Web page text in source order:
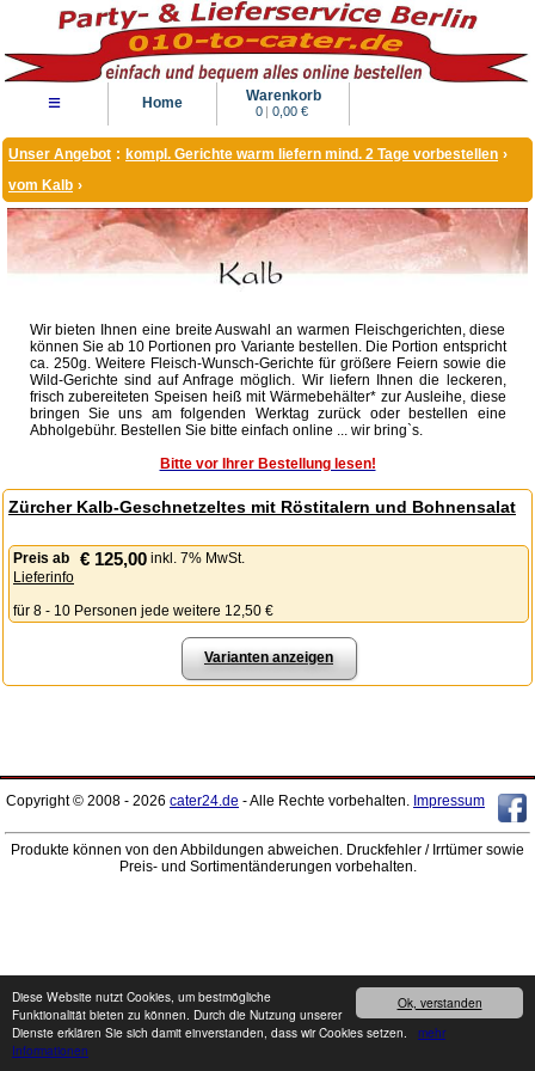
Ok, verstanden
Diese Website nutzt Cookies, um bestmögliche
Funktionalität bieten zu können. Durch die Nutzung unserer
Dienste erklären Sie sich damit einverstanden, dass wir Cookies setzen. mehr
Informationen
≡ Home Warenkorb
0 | 0,00 €
Unser Angebot : kompl. Gerichte warm liefern mind. 2 Tage vorbestellen ›
vom Kalb ›
Wir bieten Ihnen eine breite Auswahl an warmen Fleischgerichten, diese
können Sie ab 10 Portionen pro Variante bestellen. Die Portion entspricht
ca. 250g. Weitere Fleisch-Wunsch-Gerichte für größere Feiern sowie die
Wild-Gerichte sind auf Anfrage möglich. Wir liefern Ihnen die leckeren,
frisch zubereiteten Speisen heiß mit Wärmebehälter* zur Ausleihe, diese
bringen Sie uns am folgenden Werktag zurück oder bestellen eine
Abholgebühr. Bestellen Sie bitte einfach online ... wir bring`s.
Bitte vor Ihrer Bestellung lesen!
Zürcher Kalb-Geschnetzeltes mit Röstitalern und Bohnensalat
Preis ab € 125,00 inkl. 7% MwSt.
Lieferinfo
für 8 - 10 Personen jede weitere 12,50 €
Varianten anzeigen
Copyright © 2008 - 2026 cater24.de - Alle Rechte vorbehalten. Impressum
Produkte können von den Abbildungen abweichen. Druckfehler / Irrtümer sowie
Preis- und Sortimentänderungen vorbehalten.